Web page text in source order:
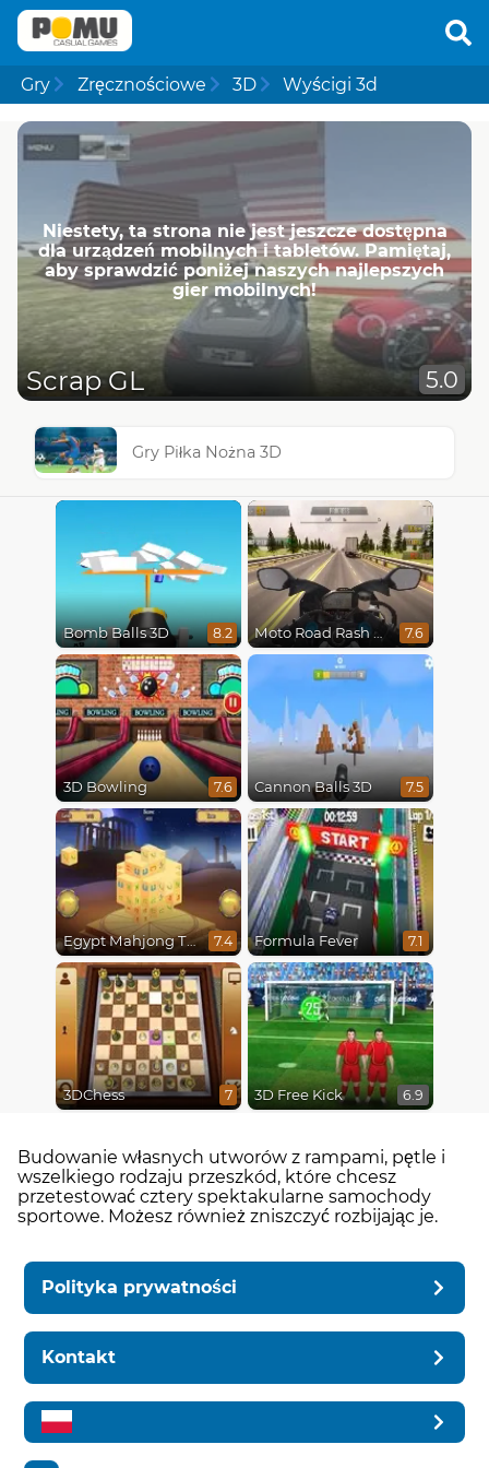
Gry Zręcznościowe 3D Wyścigi 3d
Niestety, ta strona nie jest jeszcze dostępna
dla urządzeń mobilnych i tabletów. Pamiętaj,
aby sprawdzić poniżej naszych najlepszych
gier mobilnych!
Scrap GL 5.0
Gry Piłka Nożna 3D
Bomb Balls 3D 8.2 Moto Road Rash 3D 7.6
3D Bowling 7.6 Cannon Balls 3D 7.5
Egypt Mahjong Triple Dimensions 7.4 Formula Fever 7.1
3DChess 7 3D Free Kick 6.9
Budowanie własnych utworów z rampami, pętle i
wszelkiego rodzaju przeszkód, które chcesz
przetestować cztery spektakularne samochody
sportowe. Możesz również zniszczyć rozbijając je.
Polityka prywatności
Kontakt